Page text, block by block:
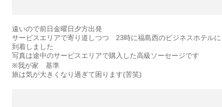
遠いので前日金曜日夕方出発
サービスエリアで寄り道しつつ 23時に福島西のビジネスホテルに
到着しました
写真は途中のサービスエリアで購入した高級ソーセージです
※我が家 基準
旅は気が大きくなり過ぎて困ります(苦笑)